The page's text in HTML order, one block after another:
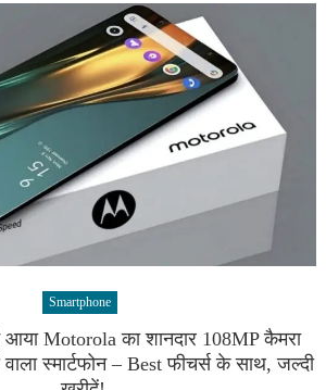
Smartphone
आया Motorola का शानदार 108MP कैमरा
स्मार्टफोन – Best फीचर्स के साथ, जल्दी